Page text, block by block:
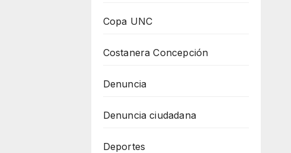
Copa UNC
Costanera Concepción
Denuncia
Denuncia ciudadana
Deportes